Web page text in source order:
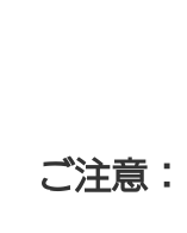
ご注意：